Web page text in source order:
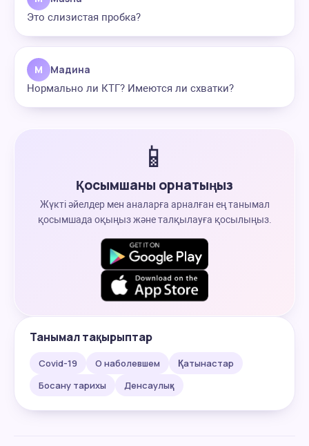
Это слизистая пробка?
М Мадина
Нормально ли КТГ? Имеются ли схватки?
📱
Қосымшаны орнатыңыз
Жүкті әйелдер мен аналарға арналған ең танымал
қосымшада оқыңыз және талқылауға қосылыңыз.
Танымал тақырыптар
Covid-19 О наболевшем
Қатынастар
Босану тарихы
Денсаулық